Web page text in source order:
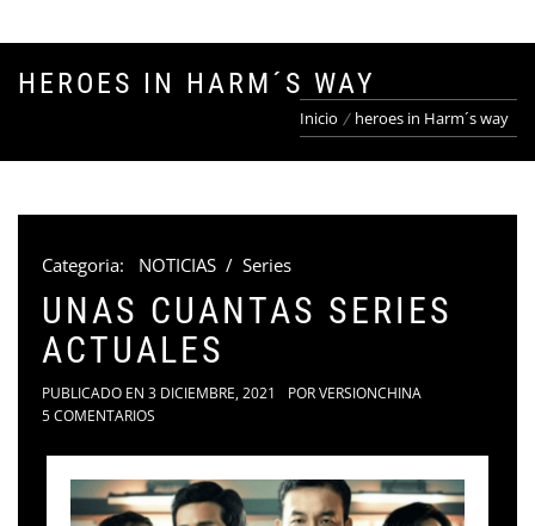
HEROES IN HARM´S WAY
Inicio heroes in Harm´s way
Categoria: NOTICIAS / Series
UNAS CUANTAS SERIES
ACTUALES
PUBLICADO EN 3 DICIEMBRE, 2021 PORVERSIONCHINA
5 COMENTARIOS